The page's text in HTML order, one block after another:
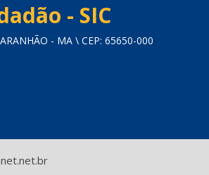
- SIC
- MA \ CEP: 65650-000